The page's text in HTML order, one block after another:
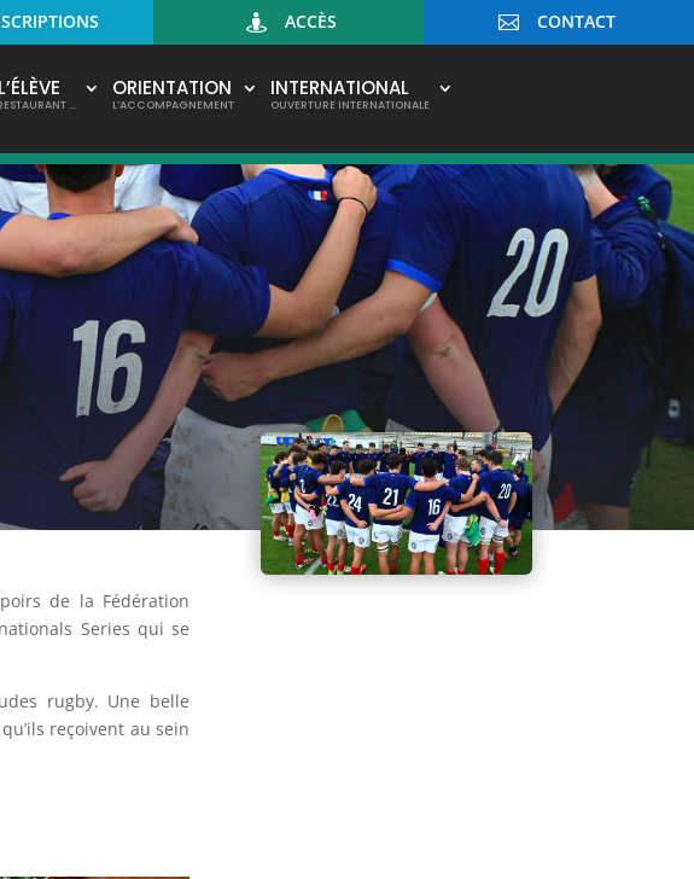
 ACCÈS  CONTACT
…
ORIENTATION
L’ACCOMPAGNEMENT
INTERNATIONAL
OUVERTURE INTERNATIONALE
de la Fédération
Series qui se
rugby. Une belle
reçoivent au sein